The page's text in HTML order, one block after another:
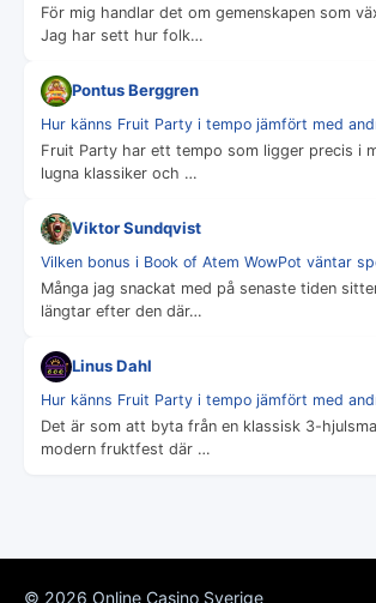
För mig handlar det om gemenskapen som
Jag har sett hur folk…
Pontus Berggren
Hur känns Fruit Party i tempo jämfört med
Fruit Party har ett tempo som ligger precis i
lugna klassiker och …
Viktor Sundqvist
Vilken bonus i Book of Atem WowPot väntar
Många jag snackat med på senaste tiden
längtar efter den där…
Linus Dahl
Hur känns Fruit Party i tempo jämfört med
Det är som att byta från en klassisk 3-
modern fruktfest där …
© 2026 Online Casino Sverige